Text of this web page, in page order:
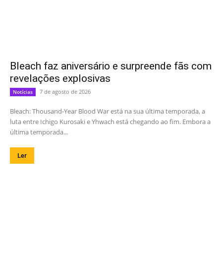
Bleach faz aniversário e surpreende fãs com
revelações explosivas
Notícias 7 de agosto de 2026
Bleach: Thousand-Year Blood War está na sua última temporada, a
luta entre Ichigo Kurosaki e Yhwach está chegando ao fim. Embora a
última temporada...
Ler